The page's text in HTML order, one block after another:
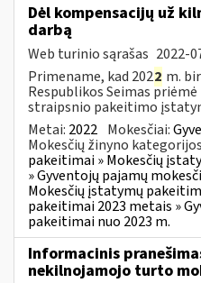
Dėl kompensacijų už
darbą
Web turinio sąrašas 2022-
Primename, kad 2022 m.
Respublikos Seimas
straipsnio pakeitimo
Metai: 2022 Mokesčiai:
Mokesčių žinyno
pakeitimai » Mokesčių
» Gyventojų pajamų
Mokesčių įstatymų
pakeitimai 2023 metais »
pakeitimai nuo 2023 m.
Informacinis
nekilnojamojo turto